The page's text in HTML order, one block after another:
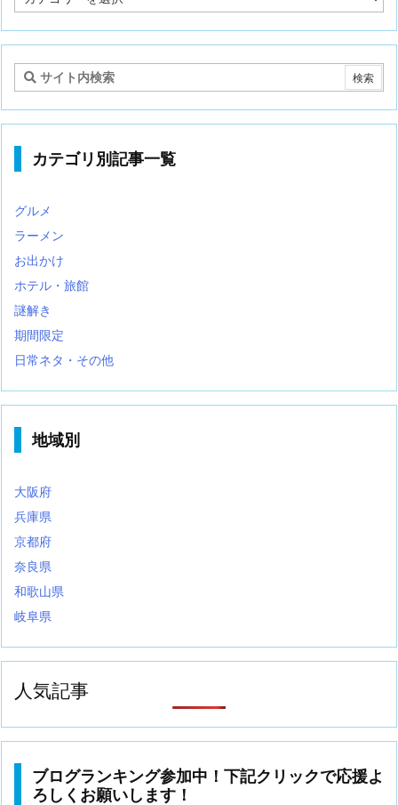
事
テ
リ
カテゴリ別記事一覧
グルメ
ラーメン
お出かけ
ホテル・旅館
謎解き
期間限定
日常ネタ・その他
地域別
大阪府
兵庫県
京都府
奈良県
和歌山県
岐阜県
人気記事
ブログランキング参加中！下記クリックで応援よ
ろしくお願いします！